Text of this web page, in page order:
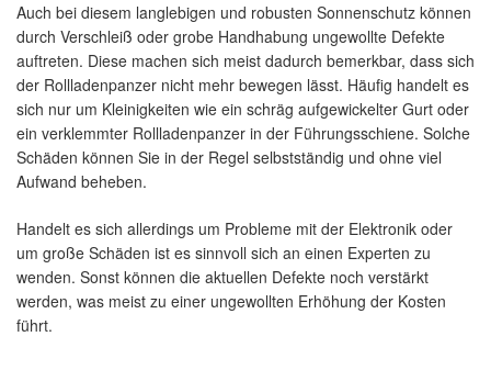
Auch bei diesem langlebigen und robusten Sonnenschutz können
durch Verschleiß oder grobe Handhabung ungewollte Defekte
auftreten. Diese machen sich meist dadurch bemerkbar, dass sich
der Rollladenpanzer nicht mehr bewegen lässt. Häufig handelt es
sich nur um Kleinigkeiten wie ein schräg aufgewickelter Gurt oder
ein verklemmter Rollladenpanzer in der Führungsschiene. Solche
Schäden können Sie in der Regel selbstständig und ohne viel
Aufwand beheben.
Handelt es sich allerdings um Probleme mit der Elektronik oder
um große Schäden ist es sinnvoll sich an einen Experten zu
wenden. Sonst können die aktuellen Defekte noch verstärkt
werden, was meist zu einer ungewollten Erhöhung der Kosten
führt.